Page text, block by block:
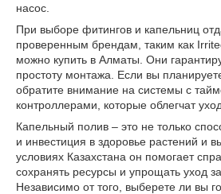
насос.
При выборе фитингов и капельниц
проверенным брендам, таким как
можно купить в Алматы. Они
простоту монтажа. Если вы
обратите внимание на системы с
контроллерами, которые облегчат
Капельный полив – это не только
и инвестиция в здоровье растений и
условиях Казахстана он помогает
сохранять ресурсы и упрощать уход
Независимо от того, выберете ли вы